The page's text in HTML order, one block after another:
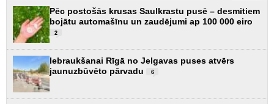
Pēc postošās krusas Saulkrastu pusē – desmitiem
bojātu automašīnu un zaudējumi ap 100 000 eiro
2
Iebraukšanai Rīgā no Jelgavas puses atvērs
jaunuzbūvēto pārvadu
6